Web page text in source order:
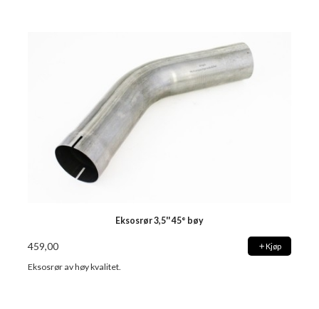
Eksosrør 3,5'' 45° bøy
459,00 Kjøp
Eksosrør av høy kvalitet.